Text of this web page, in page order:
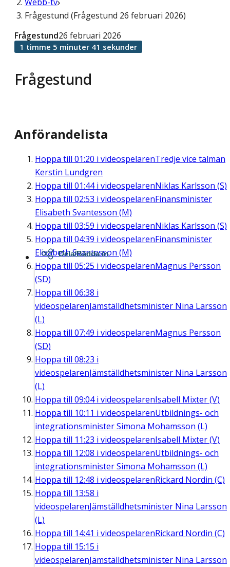
Frågestund (Frågestund 26 februari 2026)
Frågestund
Frågestund26 februari 2026
1 timme 5 minuter 41 sekunder
Anförandelista
Hoppa till 01:20 i videospelarenTredje vice talman
Kerstin Lundgren
Hoppa till 01:44i videospelarenNiklas Karlsson (S)
Hoppa till 02:53 i videospelarenFinansminister
Elisabeth Svantesson (M)
Hoppa till 03:59 i videospelarenNiklas Karlsson (S)
Hoppa till 04:39 i videospelarenFinansminister
Elisabeth Svantesson (M)
Hoppa till 05:25 i videospelarenMagnus Persson
(SD)
Hoppa till 06:38 i
videospelarenJämställdhetsminister Nina Larsson
(L)
Hoppa till 07:49 i videospelarenMagnus Persson
(SD)
Hoppa till 08:23 i
videospelarenJämställdhetsminister Nina Larsson
(L)
Hoppa till 09:04i videospelarenIsabell Mixter (V)
Hoppa till 10:11 i videospelarenUtbildnings- och
integrationsminister Simona Mohamsson (L)
Hoppa till 11:23 i videospelarenIsabell Mixter (V)
Hoppa till 12:08 i videospelarenUtbildnings- och
integrationsminister Simona Mohamsson (L)
Hoppa till 12:48 i videospelarenRickard Nordin (C)
Hoppa till 13:58 i
videospelarenJämställdhetsminister Nina Larsson
(L)
Hoppa till 14:41 i videospelarenRickard Nordin (C)
Hoppa till 15:15 i
videospelarenJämställdhetsminister Nina Larsson
Dela/Bädda in